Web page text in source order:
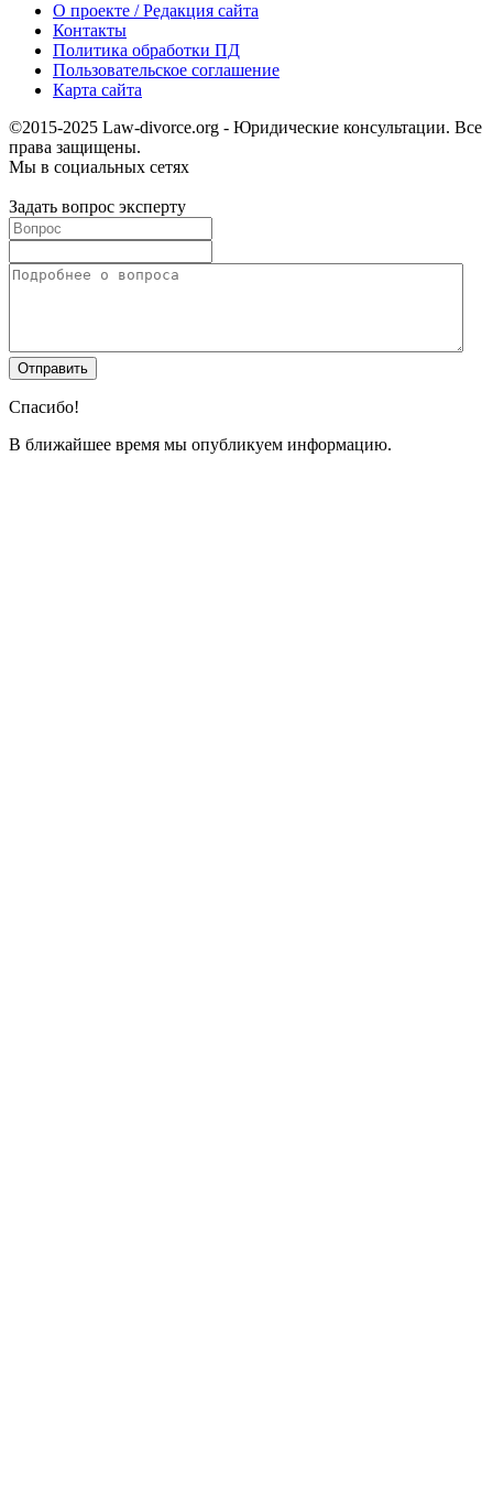
О проекте / Редакция сайта
Контакты
Политика обработки ПД
Пользовательское соглашение
Карта сайта
©2015-2025 Law-divorce.org - Юридические консультации. Все
права защищены.
Мы в социальных сетях
Задать вопрос эксперту
Спасибо!
В ближайшее время мы опубликуем информацию.